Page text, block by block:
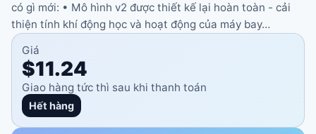
có gì mới: • Mô hình v2 được thiết kế lại hoàn toàn - cải
thiện tính khí động học và hoạt động của máy bay…
Giá
$11.24
Giao hàng tức thì sau khi thanh toán
Hết hàng